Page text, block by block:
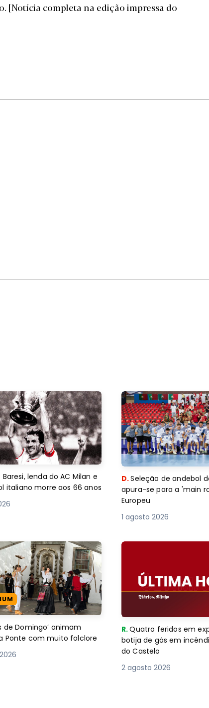
[Notícia completa na edição impressa do
Baresi, lenda do AC Milan e
italiano morre aos 66 anos
D.Seleção de andebol
apura-se para a 'main
Europeu
1 agosto 2026
de Domingo’ animam
Ponte com muito folclore
R.Quatro feridos em
botija de gás em
do Castelo
2 agosto 2026